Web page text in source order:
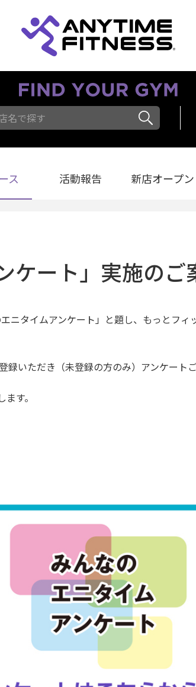
名で探す
ス 活動報告 新店オープン
ケート」実施のご
ニタイムアンケート」と題し、もっとフ
いただき（未登録の方のみ）アンケート
す。